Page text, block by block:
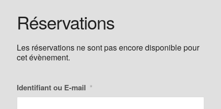
Réservations
Les réservations ne sont pas encore disponible pour
cet évènement.
Identifiant ou E-mail *